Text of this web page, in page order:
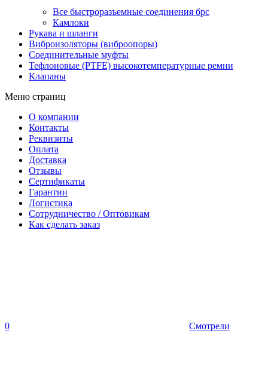
Все быстроразъемные соединения брс
Камлоки
Рукава и шланги
Виброизоляторы (виброопоры)
Соединительные муфты
Тефлоновые (PTFE) высокотемпературные ремни
Клапаны
Меню страниц
О компании
Контакты
Реквизиты
Оплата
Доставка
Отзывы
Сертификаты
Гарантии
Логистика
Сотрудничество / Оптовикам
Как сделать заказ
0 Смотрели